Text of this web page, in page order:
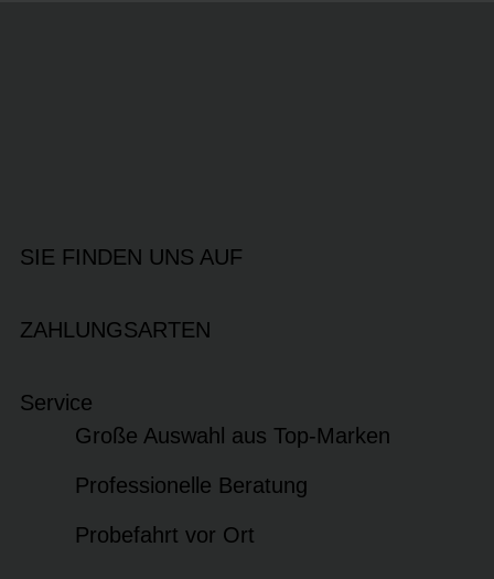
SIE FINDEN UNS AUF
ZAHLUNGSARTEN
Service
Große Auswahl aus Top-Marken
Professionelle Beratung
Probefahrt vor Ort